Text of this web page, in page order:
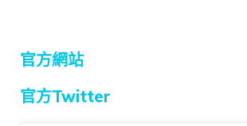
官方網站
官方Twitter